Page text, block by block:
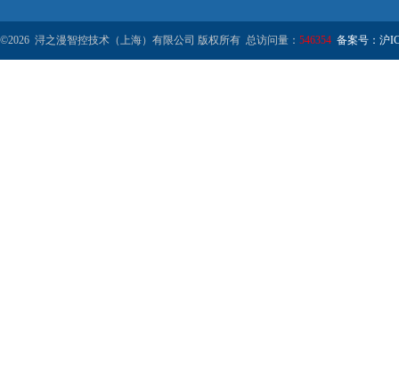
©2026 浔之漫智控技术（上海）有限公司 版权所有 总访问量： 546354 备案号：沪